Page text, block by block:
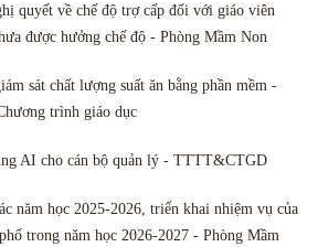
quyết về chế độ trợ cấp đối với giáo viên
được hưởng chế độ - Phòng Mầm Non
sát chất lượng suất ăn bằng phần mềm -
trình giáo dục
AI cho cán bộ quản lý - TTTT&CTGD
năm học 2025-2026, triển khai nhiệm vụ của
trong năm học 2026-2027 - Phòng Mầm